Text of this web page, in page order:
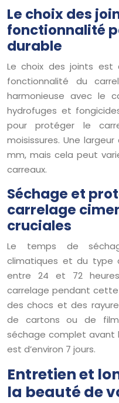
Le choix des
fonctionnalité
durable
Le choix des joints est
fonctionnalité du
harmonieuse avec le
hydrofuges et
pour protéger le
moisissures. Une
mm, mais cela peut
carreaux.
Séchage et
carrelage
cruciales
Le temps de
climatiques et du type
entre 24 et 72
carrelage pendant
des chocs et des
de cartons ou de
séchage complet avant
est d’environ 7 jours.
Entretien et
la beauté de